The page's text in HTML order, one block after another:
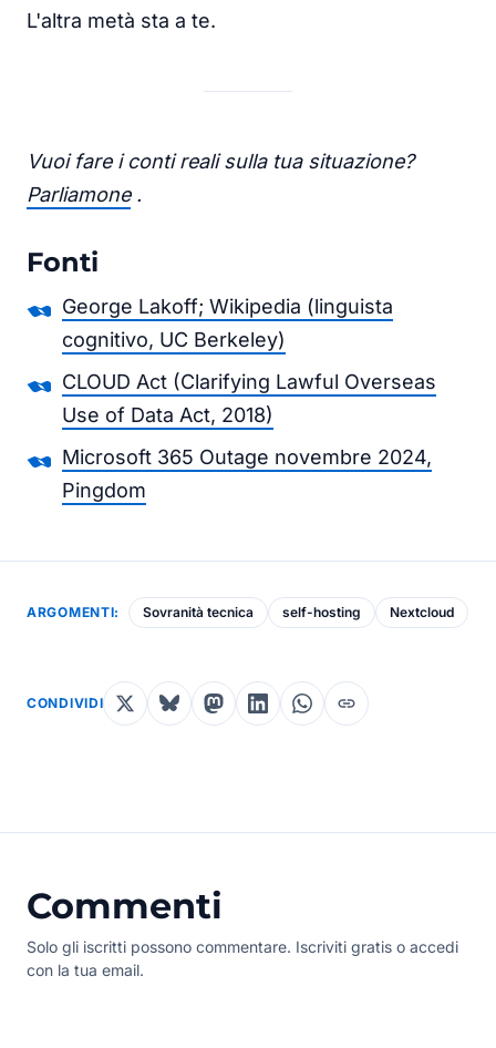
L'altra metà sta a te.
Vuoi fare i conti reali sulla tua situazione?
Parliamone .
Fonti
George Lakoff; Wikipedia (linguista
cognitivo, UC Berkeley)
CLOUD Act (Clarifying Lawful Overseas
Use of Data Act, 2018)
Microsoft 365 Outage novembre 2024,
Pingdom
ARGOMENTI: Sovranità tecnica self-hosting Nextcloud
CONDIVIDI
Commenti
Solo gli iscritti possono commentare. Iscriviti gratis o accedi
con la tua email.